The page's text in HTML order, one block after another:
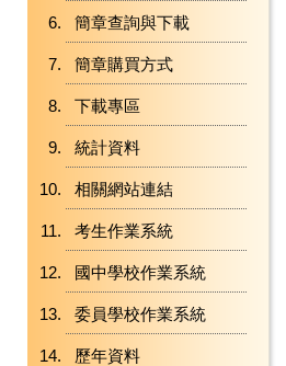
簡章查詢與下載
簡章購買方式
下載專區
統計資料
相關網站連結
考生作業系統
國中學校作業系統
委員學校作業系統
歷年資料